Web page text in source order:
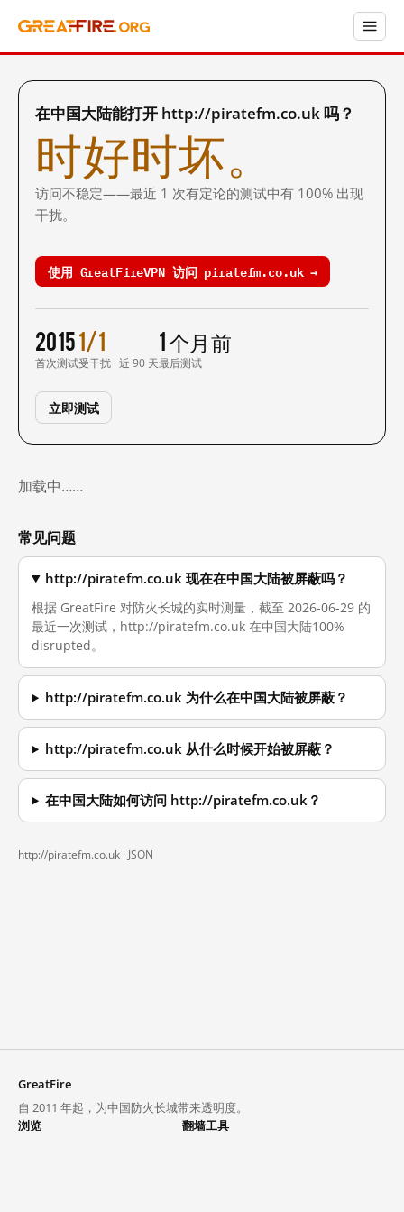
在中国大陆能打开 http://piratefm.co.uk 吗？
时好时坏。
访问不稳定——最近 1 次有定论的测试中有 100% 出现
干扰。
使用 GreatFireVPN 访问 piratefm.co.uk →
2015
首次测试
1/1
受干扰 · 近 90 天
1 个月前
最后测试
立即测试
加载中……
常见问题
http://piratefm.co.uk 现在在中国大陆被屏蔽吗？
根据 GreatFire 对防火长城的实时测量，截至 2026-06-29 的
最近一次测试，http://piratefm.co.uk 在中国大陆100%
disrupted。
http://piratefm.co.uk 为什么在中国大陆被屏蔽？
http://piratefm.co.uk 从什么时候开始被屏蔽？
在中国大陆如何访问 http://piratefm.co.uk？
http://piratefm.co.uk · JSON
GreatFire
自 2011 年起，为中国防火长城带来透明度。
浏览
翻墙工具